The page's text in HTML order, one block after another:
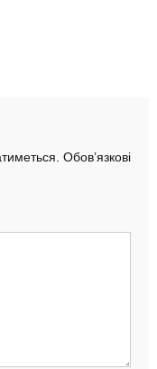
Обов’язкові